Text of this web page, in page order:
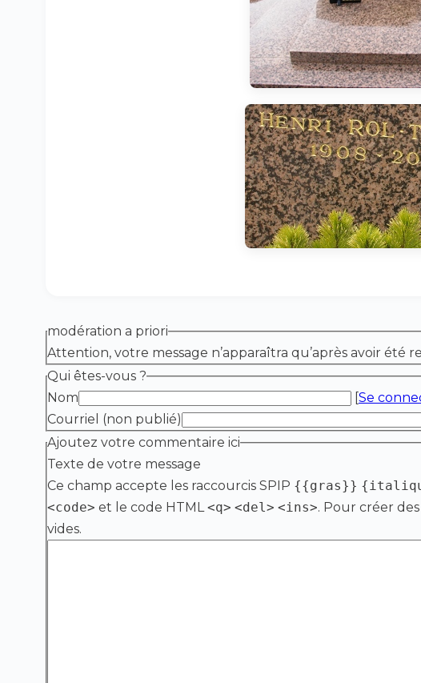
modération a priori
Attention, votre message n’apparaîtra qu’après avoir été
Qui êtes-vous ?
Nom
[Se
Courriel (non publié)
Ajoutez votre commentaire ici
Texte de votre message
Ce champ accepte les raccourcis SPIP {{gras}}
<code> et le code HTML<q> <del> <ins>. Pour créer
vides.